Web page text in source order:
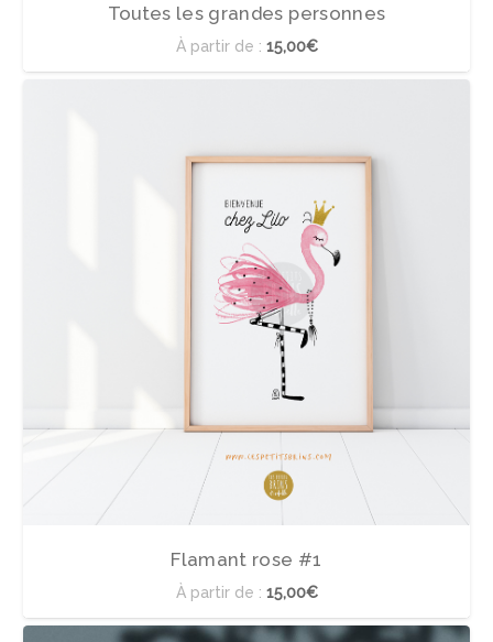
Toutes les grandes personnes
À partir de : 15,00€
Flamant rose #1
À partir de : 15,00€